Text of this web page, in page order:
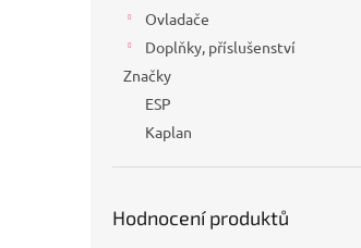
Ovladače
Doplňky, příslušenství
Značky
ESP
Kaplan
Hodnocení produktů